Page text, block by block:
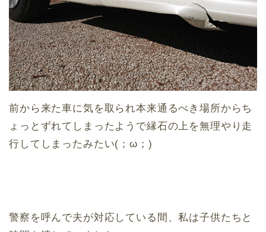
前から来た車に気を取られ本来通るべき場所からち
ょっとずれてしまったようで縁石の上を無理やり走
行してしまったみたい(；ω；)
警察を呼んで夫が対応している間、私は子供たちと